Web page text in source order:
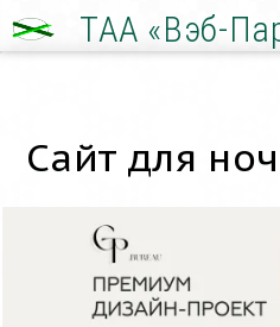
ТАА «Вэб-
Сайт для